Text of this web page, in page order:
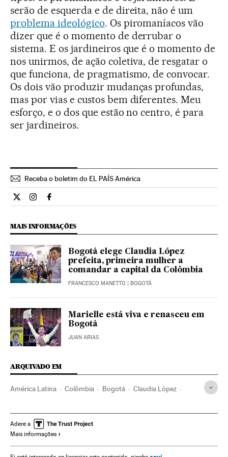
serão de esquerda e de direita, não é um
problema ideológico. Os piromaníacos vão
dizer que é o momento de derrubar o
sistema. E os jardineiros que é o momento de
nos unirmos, de ação coletiva, de resgatar o
que funciona, de pragmatismo, de convocar.
Os dois vão produzir mudanças profundas,
mas por vias e custos bem diferentes. Meu
esforço, e o dos que estão no centro, é para
ser jardineiros.
Receba o boletim do EL PAÍS América
Internacional El País Brasil en Twitter
Internacional El País Brasil en Instagram
Internacional El País Brasil en Facebook
MAIS INFORMAÇÕES
Bogotá elege Claudia López
prefeita, primeira mulher a
comandar a capital da Colômbia
FRANCESCO MANETTO | BOGOTÁ
Marielle está viva e renasceu em
Bogotá
JUAN ARIAS
ARQUIVADO EM
América Latina Colômbia Bogotá Claudia López
Coronavirus Covid-19 Pandemia
Adere a
Mais informações